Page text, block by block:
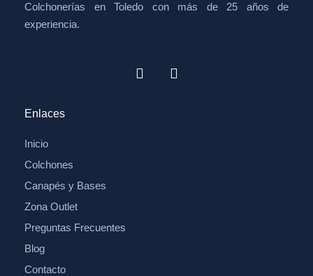
Colchonerías en Toledo con más de 25 años de
experiencia.
Enlaces
Inicio
Colchones
Canapés y Bases
Zona Outlet
Preguntas Frecuentes
Blog
Contacto